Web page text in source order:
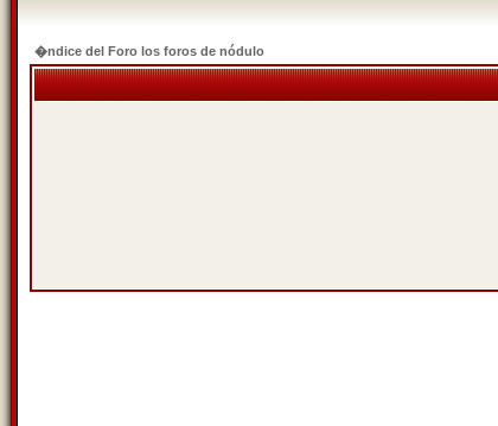
�ndice del Foro los foros de nódulo